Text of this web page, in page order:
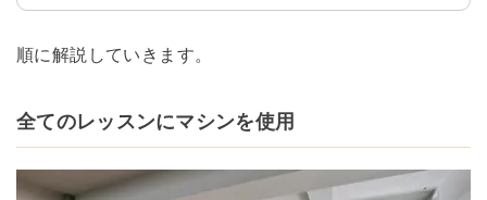
順に解説していきます。
全てのレッスンにマシンを使用